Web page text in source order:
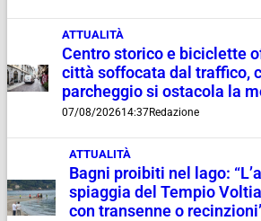
ATTUALITÀ
Centro storico e biciclette
città soffocata dal traffico,
parcheggio si ostacola la
07/08/202614:37Redazione
ATTUALITÀ
Bagni proibiti nel lago:
spiaggia del Tempio
con transenne o